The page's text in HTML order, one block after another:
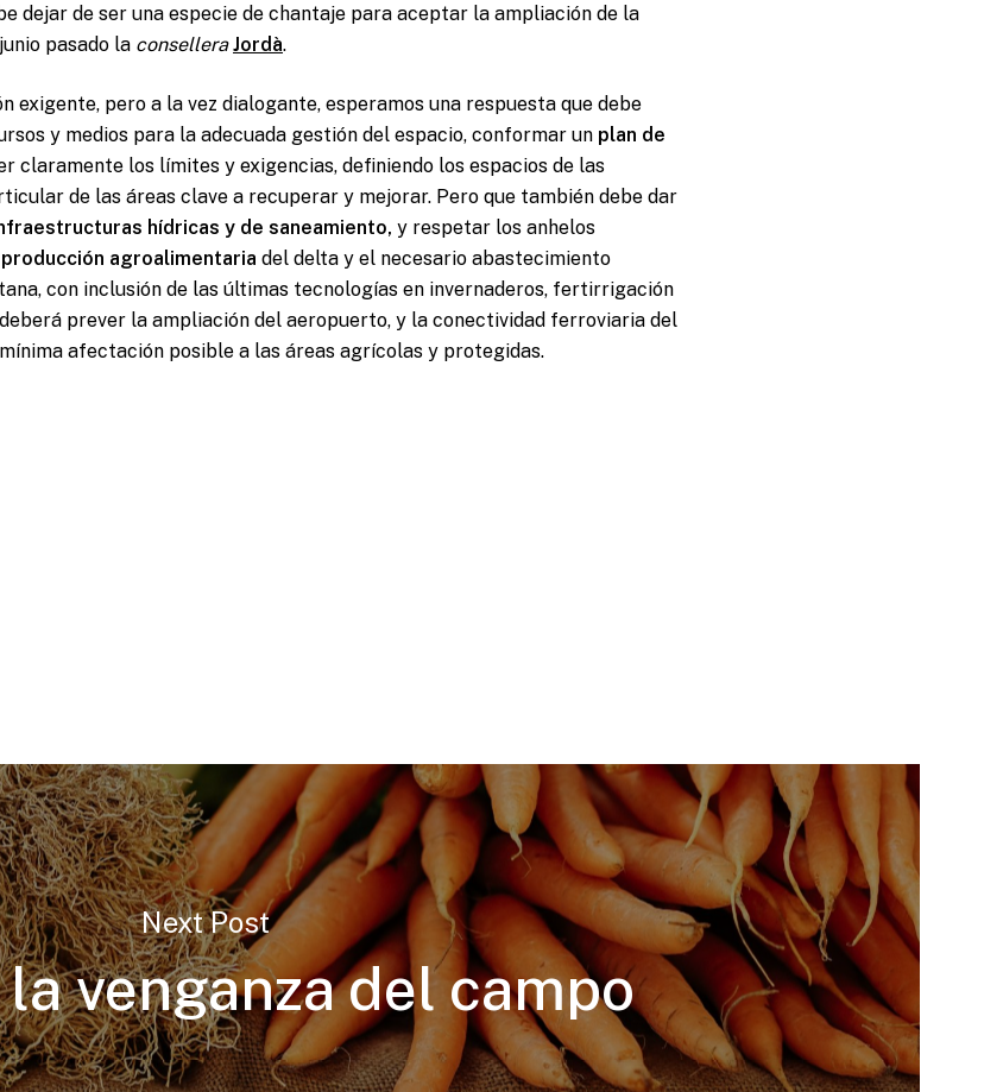
dejar de ser una especie de chantaje para aceptar la ampliación de la
pasado la consellera Jordà.
exigente, pero a la vez dialogante, esperamos una respuesta que debe
y medios para la adecuada gestión del espacio, conformar un plan de
claramente los límites y exigencias, definiendo los espacios de las
de las áreas clave a recuperar y mejorar. Pero que también debe dar
hídricas y de saneamiento, y respetar los anhelos
agroalimentaria del delta y el necesario abastecimiento
con inclusión de las últimas tecnologías en invernaderos, fertirrigación
prever la ampliación del aeropuerto, y la conectividad ferroviaria del
afectación posible a las áreas agrícolas y protegidas.
Next Post
venganza del campo